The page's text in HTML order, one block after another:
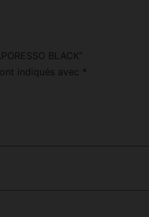
BLACK”
indiqués avec *